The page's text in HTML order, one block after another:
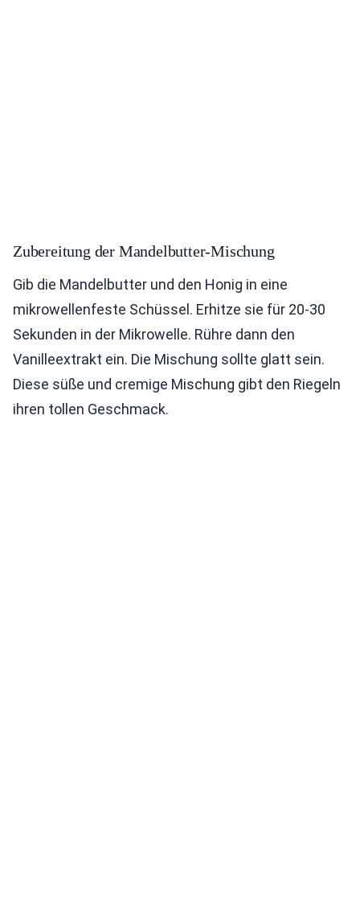
Zubereitung der Mandelbutter-Mischung
Gib die Mandelbutter und den Honig in eine
mikrowellenfeste Schüssel. Erhitze sie für 20-30
Sekunden in der Mikrowelle. Rühre dann den
Vanilleextrakt ein. Die Mischung sollte glatt sein.
Diese süße und cremige Mischung gibt den Riegeln
ihren tollen Geschmack.